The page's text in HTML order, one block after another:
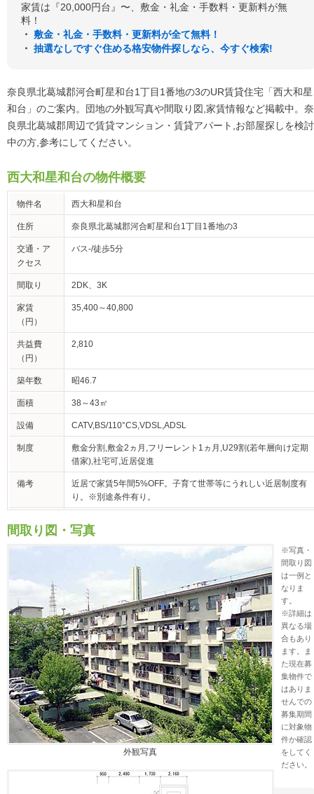
家賃は『20,000円台』〜、敷金・礼金・手数料・更新料が無
料！
・ 敷金・礼金・手数料・更新料が全て無料！
・ 抽選なしですぐ住める格安物件探しなら、今すぐ検索!
奈良県北葛城郡河合町星和台1丁目1番地の3のUR賃貸住宅「西大和星
和台」のご案内。団地の外観写真や間取り図,家賃情報など掲載中。奈
良県北葛城郡周辺で賃貸マンション・賃貸アパート,お部屋探しを検討
中の方,参考にしてください。
西大和星和台の物件概要
物件名 西大和星和台
住所 奈良県北葛城郡河合町星和台1丁目1番地の3
交通・ア
クセス
バス-/徒歩5分
間取り 2DK、3K
家賃
（円）
35,400～40,800
共益費
（円）
2,810
築年数 昭46.7
面積 38～43㎡
設備 CATV,BS/110°CS,VDSL,ADSL
制度
敷金分割,敷金2ヵ月,フリーレント1ヵ月,U29割(若年層向け定期
借家),社宅可,近居促進
備考
近居で家賃5年間5%OFF。子育て世帯等にうれしい近居制度有
り。※別途条件有り。
間取り図・写真
外観写真
※写真・
間取り図
は一例と
なりま
す。
※詳細は
異なる場
合もあり
ます。ま
た現在募
集物件で
はありま
せんでの
募集期間
に対象物
件か確認
をしてく
ださい。